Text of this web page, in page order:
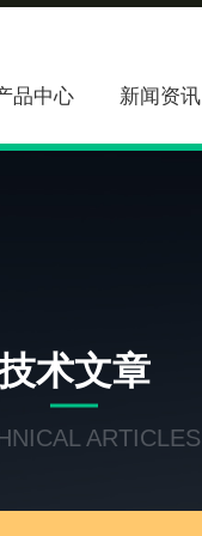
品中心 新闻资讯
术文章
ARTICLES